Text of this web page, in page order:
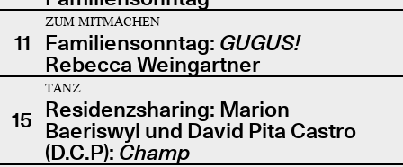
11
ZUM MITMACHEN
Familiensonntag: GUGUS!
Rebecca Weingartner
15
TANZ
Residenzsharing: Marion
Baeriswyl und David Pita Castro
(D.C.P): Champ